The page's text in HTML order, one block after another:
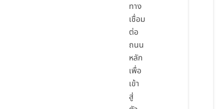
ทาง
เชื่อม
ต่อ
ถนน
หลัก
เพื่อ
เข้า
สู่